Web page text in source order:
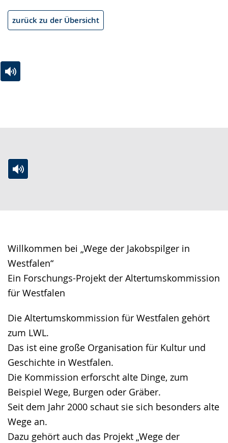
zurück zu der Übersicht
wird
angezeigt.
Gebärdensprache
wird
angezeigt.
Willkommen bei „Wege der Jakobspilger in
Westfalen“
Ein Forschungs-Projekt der Altertumskommission
für Westfalen
Die Altertumskommission für Westfalen gehört
zum LWL.
Das ist eine große Organisation für Kultur und
Geschichte in Westfalen.
Die Kommission erforscht alte Dinge, zum
Beispiel Wege, Burgen oder Gräber.
Seit dem Jahr 2000 schaut sie sich besonders alte
Wege an.
Dazu gehört auch das Projekt „Wege der